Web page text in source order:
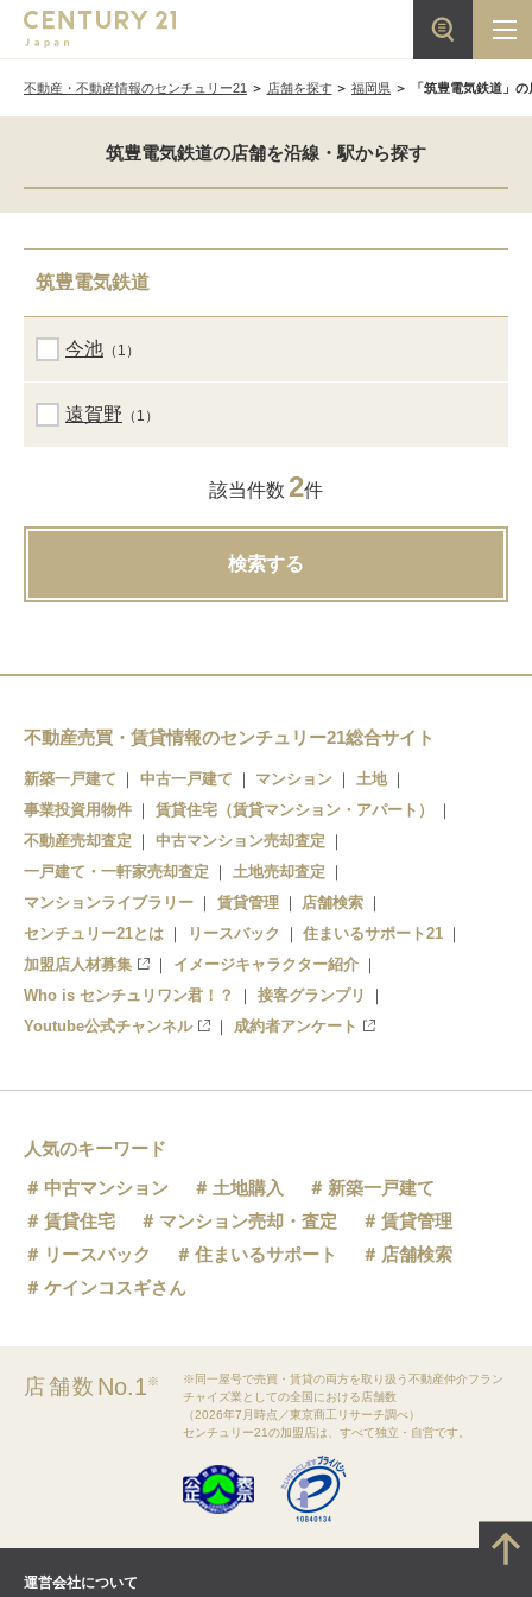
不動産・不動産情報のセンチュリー21 店舗を探す 福岡県 「筑豊電気鉄道」
筑豊電気鉄道の店舗を沿線・駅から探す
筑豊電気鉄道
今池 （1）
遠賀野 （1）
該当件数 2件
検索する
不動産売買・賃貸情報のセンチュリー21総合サイト
新築一戸建て 中古一戸建て マンション
土地
事業投資用物件
賃貸住宅（賃貸マンション・アパート）
不動産売却査定
中古マンション売却査定
一戸建て・一軒家売却査定
土地売却査定
マンションライブラリー
賃貸管理
店舗検索
センチュリー21とは
リースバック
住まいるサポート21
加盟店人材募集
イメージキャラクター紹介
Who is センチュリワン君！？
接客グランプリ
Youtube公式チャンネル
成約者アンケート
人気のキーワード
中古マンション
土地購入
新築一戸建て
賃貸住宅
マンション売却・査定
賃貸管理
リースバック
住まいるサポート
店舗検索
ケインコスギさん
店舗数 No.1※
※同一屋号で売買・賃貸の両方を取り扱う不動産仲介フラン
チャイズ業としての全国における店舗数
（2026年7月時点／東京商工リサーチ調べ）
センチュリー21の加盟店は、すべて独立・自営です。
運営会社について